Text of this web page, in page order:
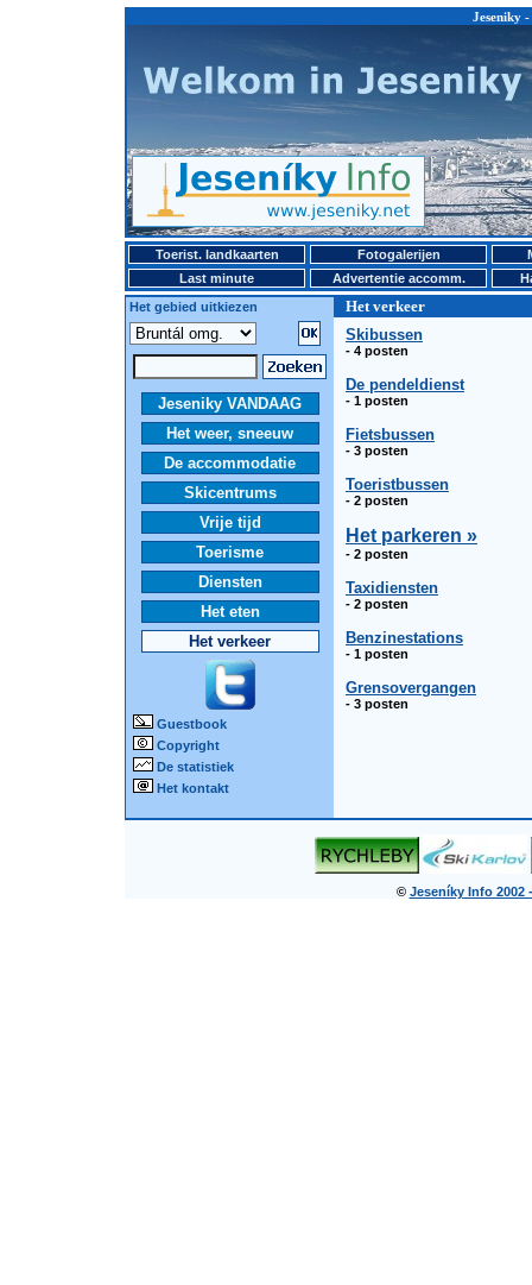
Jeseniky
Toerist. landkaarten Fotogalerijen
Last minute
Advertentie accomm.
Het gebied uitkiezen
Het verkeer
Jeseniky VANDAAG
Het weer, sneeuw
De accommodatie
Skicentrums
Vrije tijd
Toerisme
Diensten
Het eten
Het verkeer
Guestbook
Copyright
De statistiek
Het kontakt
Skibussen
- 4 posten
De pendeldienst
- 1 posten
Fietsbussen
- 3 posten
Toeristbussen
- 2 posten
Het parkeren »
- 2 posten
Taxidiensten
- 2 posten
Benzinestations
- 1 posten
Grensovergangen
- 3 posten
© Jeseníky Info 2002